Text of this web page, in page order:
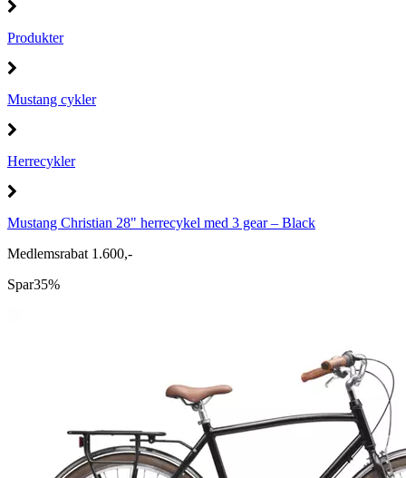
Produkter
Mustang cykler
Herrecykler
Mustang Christian 28" herrecykel med 3 gear – Black
Medlemsrabat 1.600,-
Spar35%